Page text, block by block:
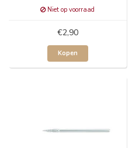
Niet op voorraad
€2,90
Kopen